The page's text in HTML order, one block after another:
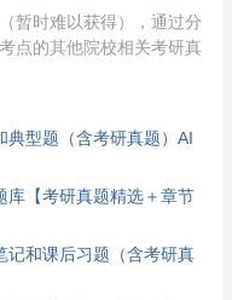
暂时难以获得），通过分
点的其他院校相关考研真
典型题（含考研真题）AI
库【考研真题精选＋章节
记和课后习题（含考研真